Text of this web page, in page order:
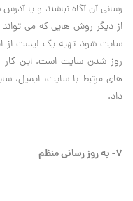
رساني آن آگاه نباشند و يا
از ديگر روش هايي که مي تواند
سايت شود تهيه يک ليست از
روز شدن سايت است. اين کار
هاي مرتبط با سايت، ايميل،
داد.
7- به روز رساني منظم